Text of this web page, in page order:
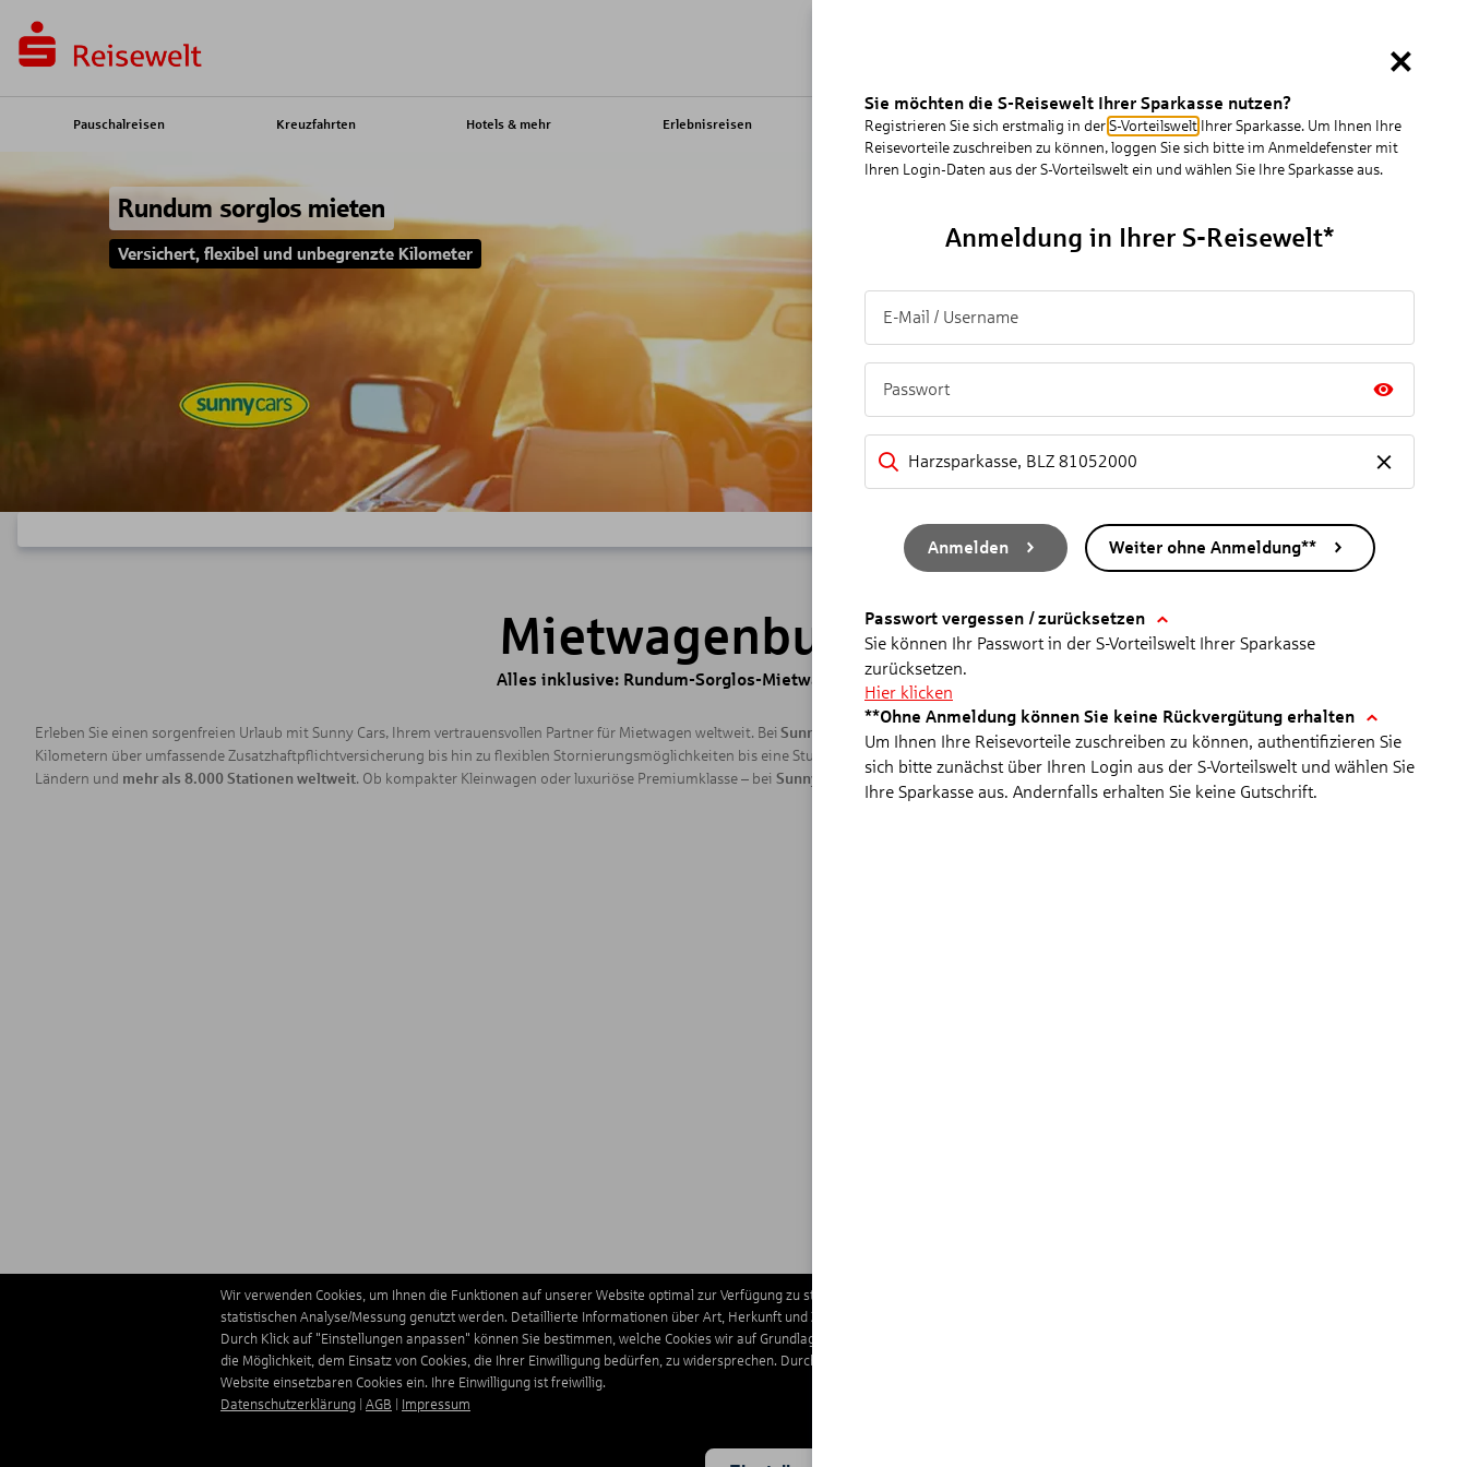
Anmelden
Pauschalreisen Kreuzfahrten Hotels & mehr Erlebnisreisen Reisearten Mietwagen & Flüge Services
Rundum sorglos mieten
Versichert, flexibel und unbegrenzte Kilometer
Mietwagenbuchung
Alles inklusive: Rundum-Sorglos-Mietwagen bei Sunny Cars
Erleben Sie einen sorgenfreien Urlaub mit Sunny Cars, Ihrem vertrauensvollen Partner für Mietwagen weltweit. Bei Sunny Cars
sind alle wesentlichen Leistungen bereits im Mietpreis enthalten – von unbegrenzten
Kilometern über umfassende Zusatzhaftpflichtversicherung bis hin zu flexiblen Stornierungsmöglichkeiten bis eine Stunde vor Anmietung. Wählen Sie aus einem umfangreichen Angebot an Mietwagen in über 120
Ländern und mehr als 8.000 Stationen weltweit. Ob kompakter Kleinwagen oder luxuriöse Premiumklasse – bei Sunny Cars finden Sie das perfekte Fahrzeug, um Ihren Urlaub ganz entspannt zu genießen.
Sie möchten die S-Reisewelt Ihrer Sparkasse nutzen?
Registrieren Sie sich erstmalig in der S-Vorteilswelt Ihrer Sparkasse. Um Ihnen Ihre
Reisevorteile zuschreiben zu können, loggen Sie sich bitte im Anmeldefenster mit
Ihren Login-Daten aus der S-Vorteilswelt ein und wählen Sie Ihre Sparkasse aus.
Anmeldung in Ihrer S-Reisewelt*
Harzsparkasse, BLZ 81052000
Anmelden Weiter ohne Anmeldung**
Passwort vergessen / zurücksetzen
Sie können Ihr Passwort in der S-Vorteilswelt Ihrer Sparkasse
zurücksetzen.
Hier klicken
**Ohne Anmeldung können Sie keine Rückvergütung erhalten
Um Ihnen Ihre Reisevorteile zuschreiben zu können, authentifizieren Sie
sich bitte zunächst über Ihren Login aus der S-Vorteilswelt und wählen Sie
Ihre Sparkasse aus. Andernfalls erhalten Sie keine Gutschrift.
Wir verwenden Cookies, um Ihnen die Funktionen auf unserer Website optimal zur Verfügung zu stellen. Darüber hinaus verwenden wir Cookies, die lediglich zur
statistischen Analyse/Messung genutzt werden. Detaillierte Informationen über Art, Herkunft und Zweck dieser Cookies finden Sie in unserer Erklärung zum Datenschutz.
Durch Klick auf "Einstellungen anpassen" können Sie bestimmen, welche Cookies wir auf Grundlage Ihrer Einwilligung verwenden dürfen. Sie haben außerdem jederzeit
die Möglichkeit, dem Einsatz von Cookies, die Ihrer Einwilligung bedürfen, zu widersprechen. Durch Klick auf “Zustimmen“ willigen Sie der Verwendung aller auf dieser
Website einsetzbaren Cookies ein. Ihre Einwilligung ist freiwillig.
Datenschutzerklärung
AGB Impressum